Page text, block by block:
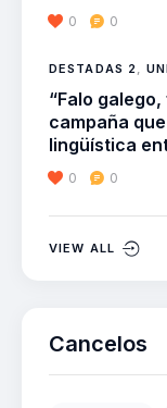
0 0
DESTADAS 2 ,
“Falo
campaña
lingüística
0 0
VIEW ALL
Cancelos